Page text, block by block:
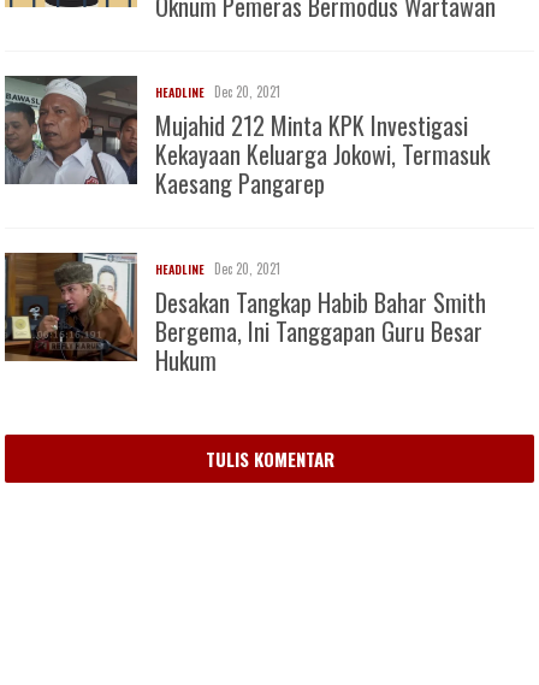
HEADLINE Dec 20, 2021
Mujahid 212 Minta KPK Investigasi
Kekayaan Keluarga Jokowi, Termasuk
Kaesang Pangarep
HEADLINE Dec 20, 2021
Desakan Tangkap Habib Bahar Smith
Bergema, Ini Tanggapan Guru Besar
Hukum
TULIS KOMENTAR